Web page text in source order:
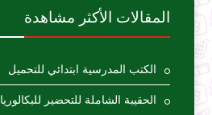
المقالات الأكثر مشاهدة
الكتب المدرسية ابتدائي للتحميل
الحقيبة الشاملة للتحضير للبكالوريا